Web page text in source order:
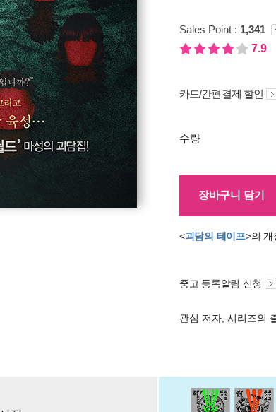
Sales Point : 1,341
7.9
카드/간편결제 할인
수량
장바구니 담기
<괴담의 테이프>의 개
중고 등록알림 신청
관심 저자, 시리즈의